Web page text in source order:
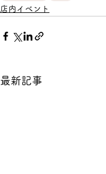
店内イベント
最新記事